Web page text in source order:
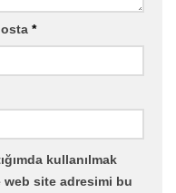
*
kullanılmak
web site adresimi bu